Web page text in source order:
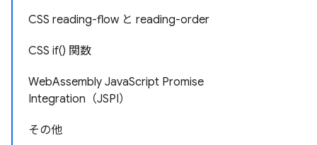
CSS reading-flow と reading-order
CSS if() 関数
WebAssembly JavaScript Promise
Integration（JSPI）
その他